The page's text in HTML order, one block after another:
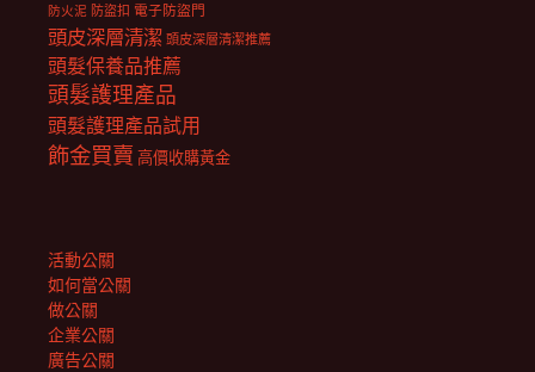
防火泥 防盜扣 電子防盜門
頭皮深層清潔 頭皮深層清潔推薦
頭髮保養品推薦
頭髮護理產品
頭髮護理產品試用
飾金買賣 高價收購黃金
活動公關
如何當公關
做公關
企業公關
廣告公關